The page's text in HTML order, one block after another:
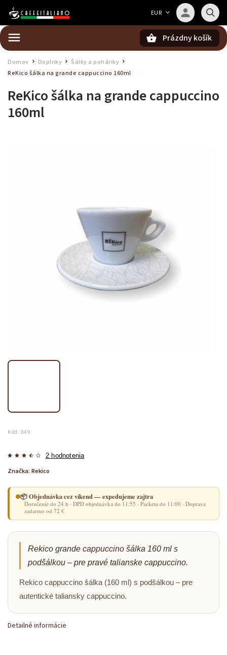
EUR
Prázdny košík
Domov Doplnky / Šálky a poháriky /
ReKico šálka na grande cappuccino 160ml
ReKico šálka na grande cappuccino
160ml
Kód: 849
2 hodnotenia
Značka: Rekico
📦 Objednávka cez víkend — expedujeme zajtra
Doručenie do 24 h · DPD objednávka do 11:55 · Packeta do 11:00 · Doprava
zadarmo od 72 €
Rekico grande cappuccino šálka 160 ml s
podšálkou – pre pravé talianske cappuccino.
Rekico cappuccino šálka (160 ml) s podšálkou – pre
autentické taliansky cappuccino.
Detailné informácie
Barista — poradca Caffeitaliano